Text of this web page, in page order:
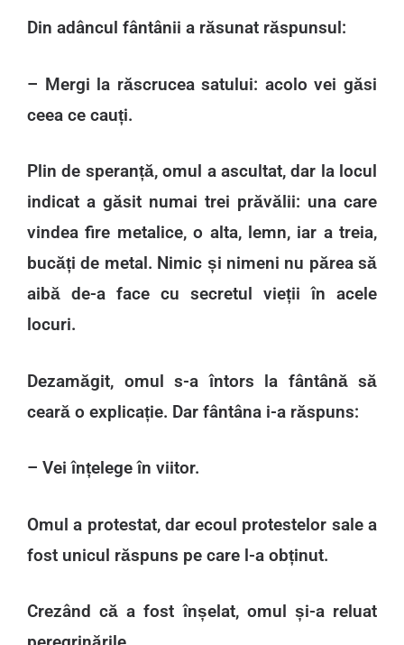
Din adâncul fântânii a răsunat răspunsul:
– Mergi la răscrucea satului: acolo vei găsi
ceea ce cauți.
Plin de speranță, omul a ascultat, dar la locul
indicat a găsit numai trei prăvălii: una care
vindea fire metalice, o alta, lemn, iar a treia,
bucăți de metal. Nimic și nimeni nu părea să
aibă de-a face cu secretul vieții în acele
locuri.
Dezamăgit, omul s-a întors la fântână să
ceară o explicație. Dar fântâna i-a răspuns:
– Vei înțelege în viitor.
Omul a protestat, dar ecoul protestelor sale a
fost unicul răspuns pe care l-a obținut.
Crezând că a fost înșelat, omul și-a reluat